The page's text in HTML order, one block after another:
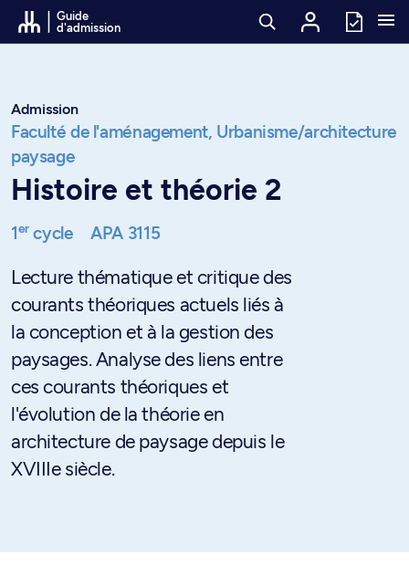
Passer au contenu
Guide
d'admission
Admission
Faculté de l'aménagement, Urbanisme/architecture
paysage
Histoire et théorie 2
1ercycle APA 3115
Lecture thématique et critique des
courants théoriques actuels liés à
la conception et à la gestion des
paysages. Analyse des liens entre
ces courants théoriques et
l'évolution de la théorie en
architecture de paysage depuis le
XVIIIe siècle.